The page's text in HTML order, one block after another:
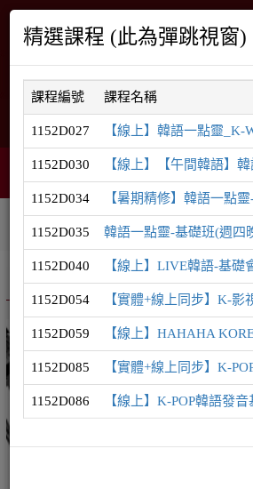
English 網站導
購物車
課程
相關連結
推廣課程 韓語系列
韓語
韓語學
精選課程 (此為彈跳視窗)
課程編號 課程名稱
1152D027 【線上】韓語一點靈
1152D030 【線上】【午間韓語】
1152D034 【暑期精修】韓語一點
1152D035 韓語一點靈-基礎班(週四
1152D040 【線上】LIVE韓語-基
1152D054 【實體+線上同步】K-
1152D059 【線上】HAHAHA
1152D085 【實體+線上同步】K-
1152D086 【線上】K-POP韓語發